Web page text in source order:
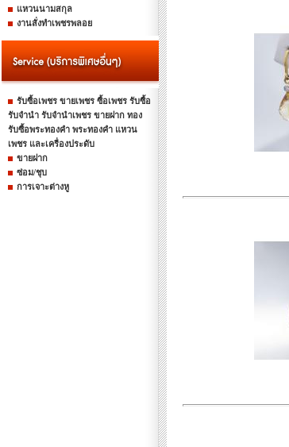
แหวนนามสกุล
งานสั่งทำเพชรพลอย
รับซื้อเพชร ขายเพชร ซื้อเพชร รับซื้อ
รับจำนำ รับจำนำเพชร ขายฝาก ทอง
รับซื้อพระทองคำ พระทองคำ แหวน
เพชร และเครื่องประดับ
ขายฝาก
ซ่อม/ชุบ
การเจาะต่างหู